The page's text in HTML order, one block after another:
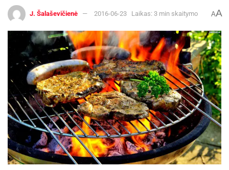
J. Šalaševičienė 2016-06-23 Laikas: 3 min skaitymo AA